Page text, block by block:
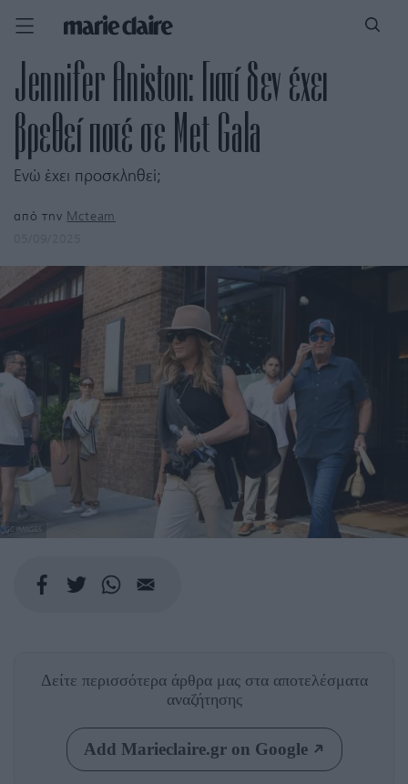
Jennifer Aniston: Γιατί δεν έχει
βρεθεί ποτέ σε Met Gala
Ενώ έχει προσκληθεί;
από την Mcteam
GC IMAGES
Δείτε περισσότερα άρθρα μας στα αποτελέσματα
αναζήτησης
Add Marieclaire.gr on Google